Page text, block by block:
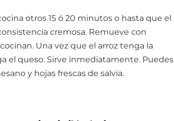
otros 15 ó 20 minutos o hasta que el
cremosa. Remueve con
Una vez que el arroz tenga la
el queso. Sirve inmediatamente. Puedes
y hojas frescas de salvia.